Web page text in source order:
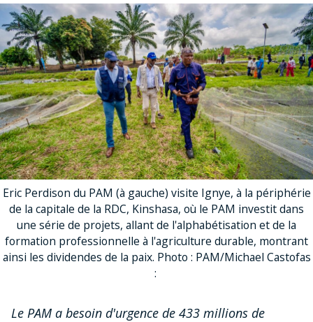
Eric Perdison du PAM (à gauche) visite Ignye, à la périphérie
de la capitale de la RDC, Kinshasa, où le PAM investit dans
une série de projets, allant de l'alphabétisation et de la
formation professionnelle à l'agriculture durable, montrant
ainsi les dividendes de la paix. Photo : PAM/Michael Castofas
:
Le PAM a besoin d'urgence de 433 millions de